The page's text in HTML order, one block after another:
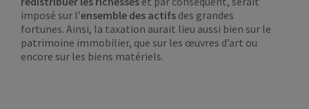
imposé sur l’ensemble des actifs des grandes
fortunes. Ainsi, la taxation aurait lieu aussi bien sur le
patrimoine immobilier, que sur les œuvres d’art ou
encore sur les biens matériels.